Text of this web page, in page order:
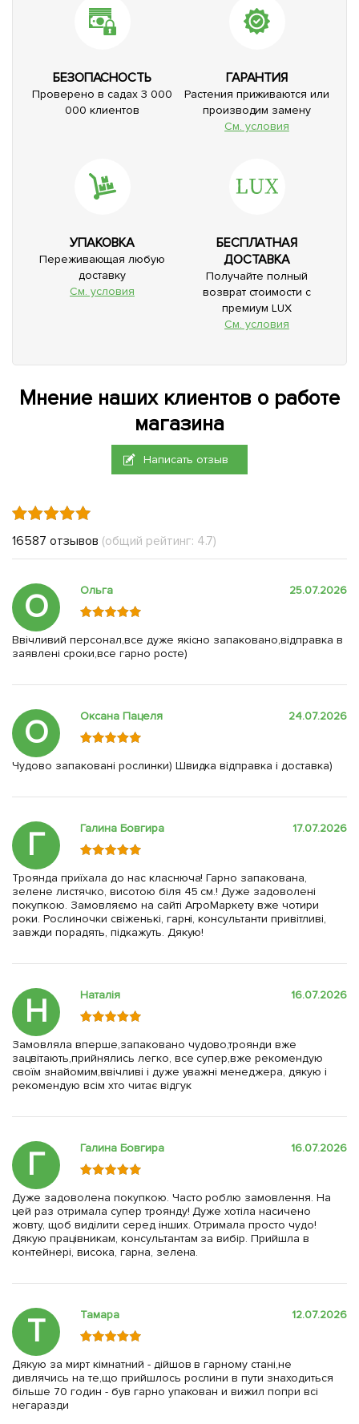
БЕЗОПАСНОСТЬ
Проверено в садах 3 000
000 клиентов
ГАРАНТИЯ
Растения приживаются или
производим замену
См. условия
УПАКОВКА
Переживающая любую
доставку
См. условия
БЕСПЛАТНАЯ
ДОСТАВКА
Получайте полный
возврат стоимости с
премиум LUX
См. условия
Мнение наших клиентов о работе
магазина
Написать отзыв
16587 отзывов (общий рейтинг: 4.7)
О Ольга 25.07.2026
Ввічливий персонал,все дуже якісно запаковано,відправка в
заявлені сроки,все гарно росте)
О Оксана Пацеля 24.07.2026
Чудово запаковані рослинки) Швидка відправка і доставка)
Г Галина Бовгира 17.07.2026
Троянда приїхала до нас класнюча! Гарно запакована,
зелене листячко, висотою біля 45 см.! Дуже задоволені
покупкою. Замовляємо на сайті АгроМаркету вже чотири
роки. Рослиночки свіженькі, гарні, консультанти привітливі,
завжди порадять, підкажуть. Дякую!
Н Наталія 16.07.2026
Замовляла вперше,запаковано чудово,троянди вже
зацвітають,прийнялись легко, все супер,вже рекомендую
своїм знайомим,ввічливі і дуже уважні менеджера, дякую і
рекомендую всім хто читає відгук
Г Галина Бовгира 16.07.2026
Дуже задоволена покупкою. Часто роблю замовлення. На
цей раз отримала супер троянду! Дуже хотіла насичено
жовту, щоб виділити серед інших. Отримала просто чудо!
Дякую працівникам, консультантам за вибір. Прийшла в
контейнері, висока, гарна, зелена.
Т Тамара 12.07.2026
Дякую за мирт кімнатний - дійшов в гарному стані,не
дивлячись на те,що прийшлось рослини в пути знаходиться
більше 70 годин - був гарно упакован и вижил попри всі
негаразди